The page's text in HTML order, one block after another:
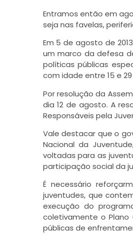
Entramos então em
seja nas favelas,
Em 5 de agosto de
um marco da defesa
políticas públicas
com idade entre 15 e
Por resolução da
dia 12 de agosto. A
Responsáveis pela
Vale destacar que o
Nacional da
voltadas para as
participação social da
É necessário
juventudes, que
execução do
coletivamente o
públicas de